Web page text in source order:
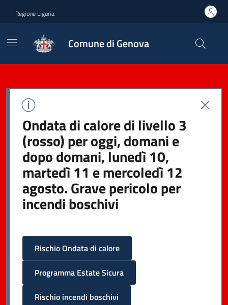
Regione Liguria
Comune di Genova
Ondata di calore di livello 3
(rosso) per oggi, domani e
dopo domani, lunedì 10,
martedì 11 e mercoledì 12
agosto. Grave pericolo per
incendi boschivi
Rischio Ondata di calore
Programma Estate Sicura
Rischio incendi boschivi